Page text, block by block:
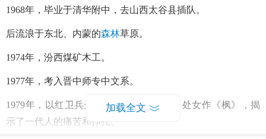
1968年，毕业于清华附中，去山西太谷县插队。
后流浪于东北、内蒙的森林草原。
1974年，汾西煤矿木工。
1977年，考入晋中师专中文系。
1979年，以红卫兵运动中武斗为背景写出处女作《枫》，揭
示了一代人的痛苦和挣扎。
加载全文